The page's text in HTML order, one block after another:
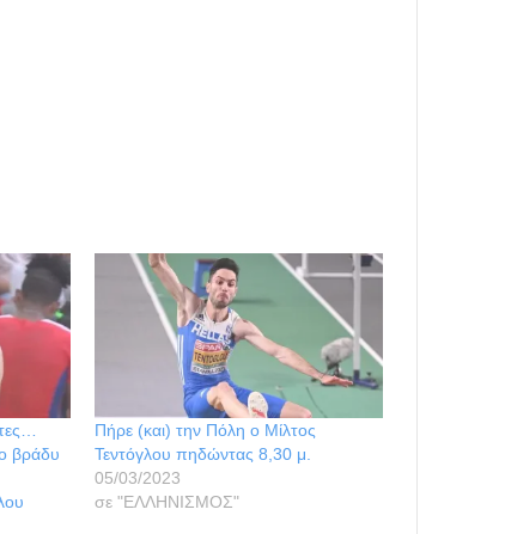
βράδυ
Πήρε (και) την Πόλη ο Μίλτος
Τεντόγλου πηδώντας 8,30 μ.
05/03/2023
σε "ΕΛΛΗΝΙΣΜΟΣ"